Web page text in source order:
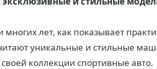
лет, как показывает
уникальные и стильные
коллекции спортивные авто.